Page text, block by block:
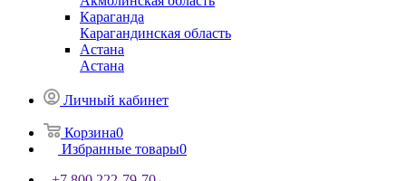
Караганда
Карагандинская область
Астана
Астана
Личный кабинет
Корзина0
Избранные товары0